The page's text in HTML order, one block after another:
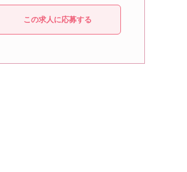
この求人に応募する